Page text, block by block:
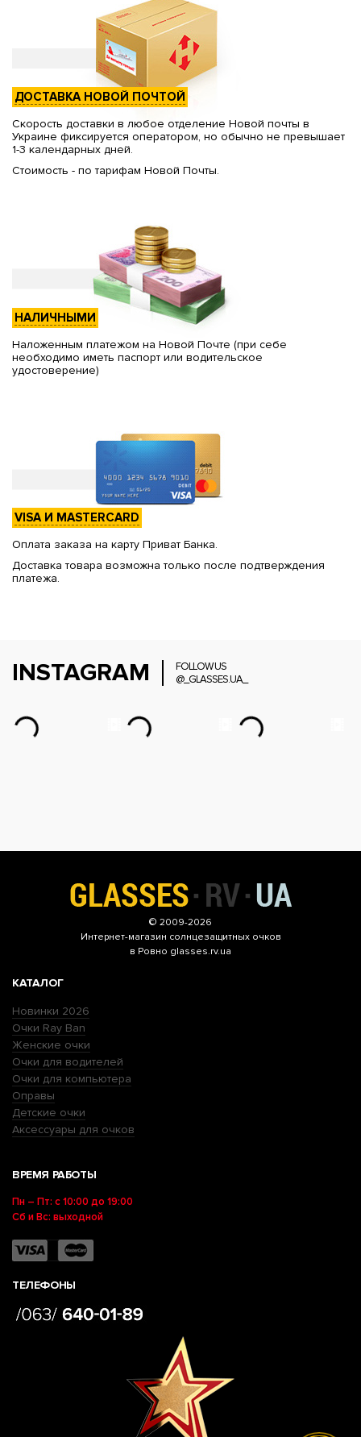
ДОСТАВКА НОВОЙ ПОЧТОЙ
Скорость доставки в любое отделение Новой почты в
Украине фиксируется оператором, но обычно не превышает
1-3 календарных дней.
Стоимость - по тарифам Новой Почты.
НАЛИЧНЫМИ
Наложенным платежом на Новой Почте (при себе
необходимо иметь паспорт или водительское
удостоверение)
VISA И MASTERCARD
Оплата заказа на карту Приват Банка.
Доставка товара возможна только после подтверждения
платежа.
INSTAGRAM
FOLLOW US
@_GLASSES.UA_
© 2009-2026
Интернет-магазин солнцезащитных очков
в Ровно glasses.rv.ua
КАТАЛОГ
Новинки 2026
Очки Ray Ban
Женские очки
Очки для водителей
Очки для компьютера
Оправы
Детские очки
Аксессуары для очков
ВРЕМЯ РАБОТЫ
Пн – Пт: с 10:00 до 19:00
Сб и Вс: выходной
ТЕЛЕФОНЫ